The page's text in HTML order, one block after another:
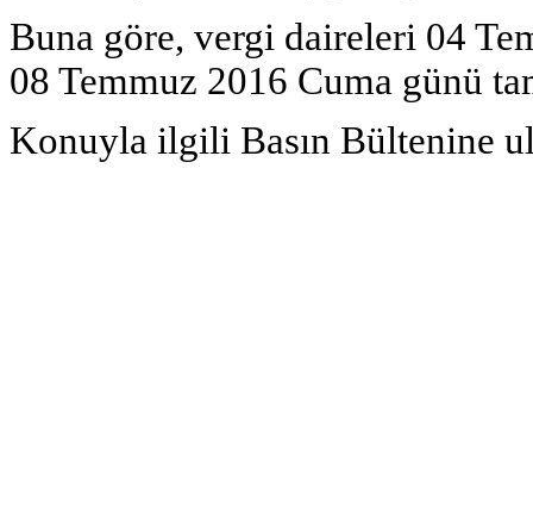
Buna göre, vergi daireleri 04
08 Temmuz 2016 Cuma günü
Konuyla ilgili Basın Bültenine